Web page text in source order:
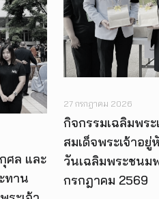
ศล และ
ทาน
27 กรกฎาคม 2026
กิจกรรมเฉลิมพร
สมเด็จพระเจ้าอยู่
วันเฉลิมพระชนม
กรกฎาคม 2569